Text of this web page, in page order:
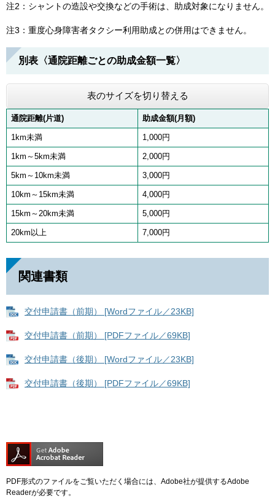
注2：シャントの造設や交換などの手術は、助成対象になりません。
注3：重度心身障害者タクシー利用助成との併用はできません。
別表〈通院距離ごとの助成金額一覧〉
表のサイズを切り替える
通院距離(片道) 助成金額(月額)
1km未満 1,000円
1km～5km未満 2,000円
5km～10km未満 3,000円
10km～15km未満 4,000円
15km～20km未満 5,000円
20km以上 7,000円
関連書類
交付申請書（前期） [Wordファイル／23KB]
交付申請書（前期） [PDFファイル／69KB]
交付申請書（後期） [Wordファイル／23KB]
交付申請書（後期） [PDFファイル／69KB]
PDF形式のファイルをご覧いただく場合には、Adobe社が提供するAdobe
Readerが必要です。